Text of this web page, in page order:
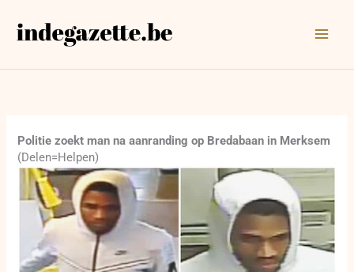
naar
Politie zoekt man na aanranding op Bredabaan in Merksem
(Delen=Helpen)